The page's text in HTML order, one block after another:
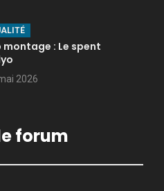
montage : Le spent
2026
forum